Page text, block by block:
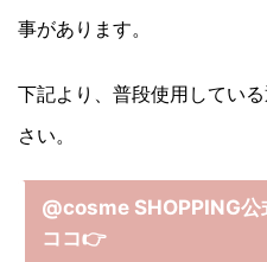
事があります。
下記より、普段使用してい
さい。
@cosme SHOPPING公
ココ👉